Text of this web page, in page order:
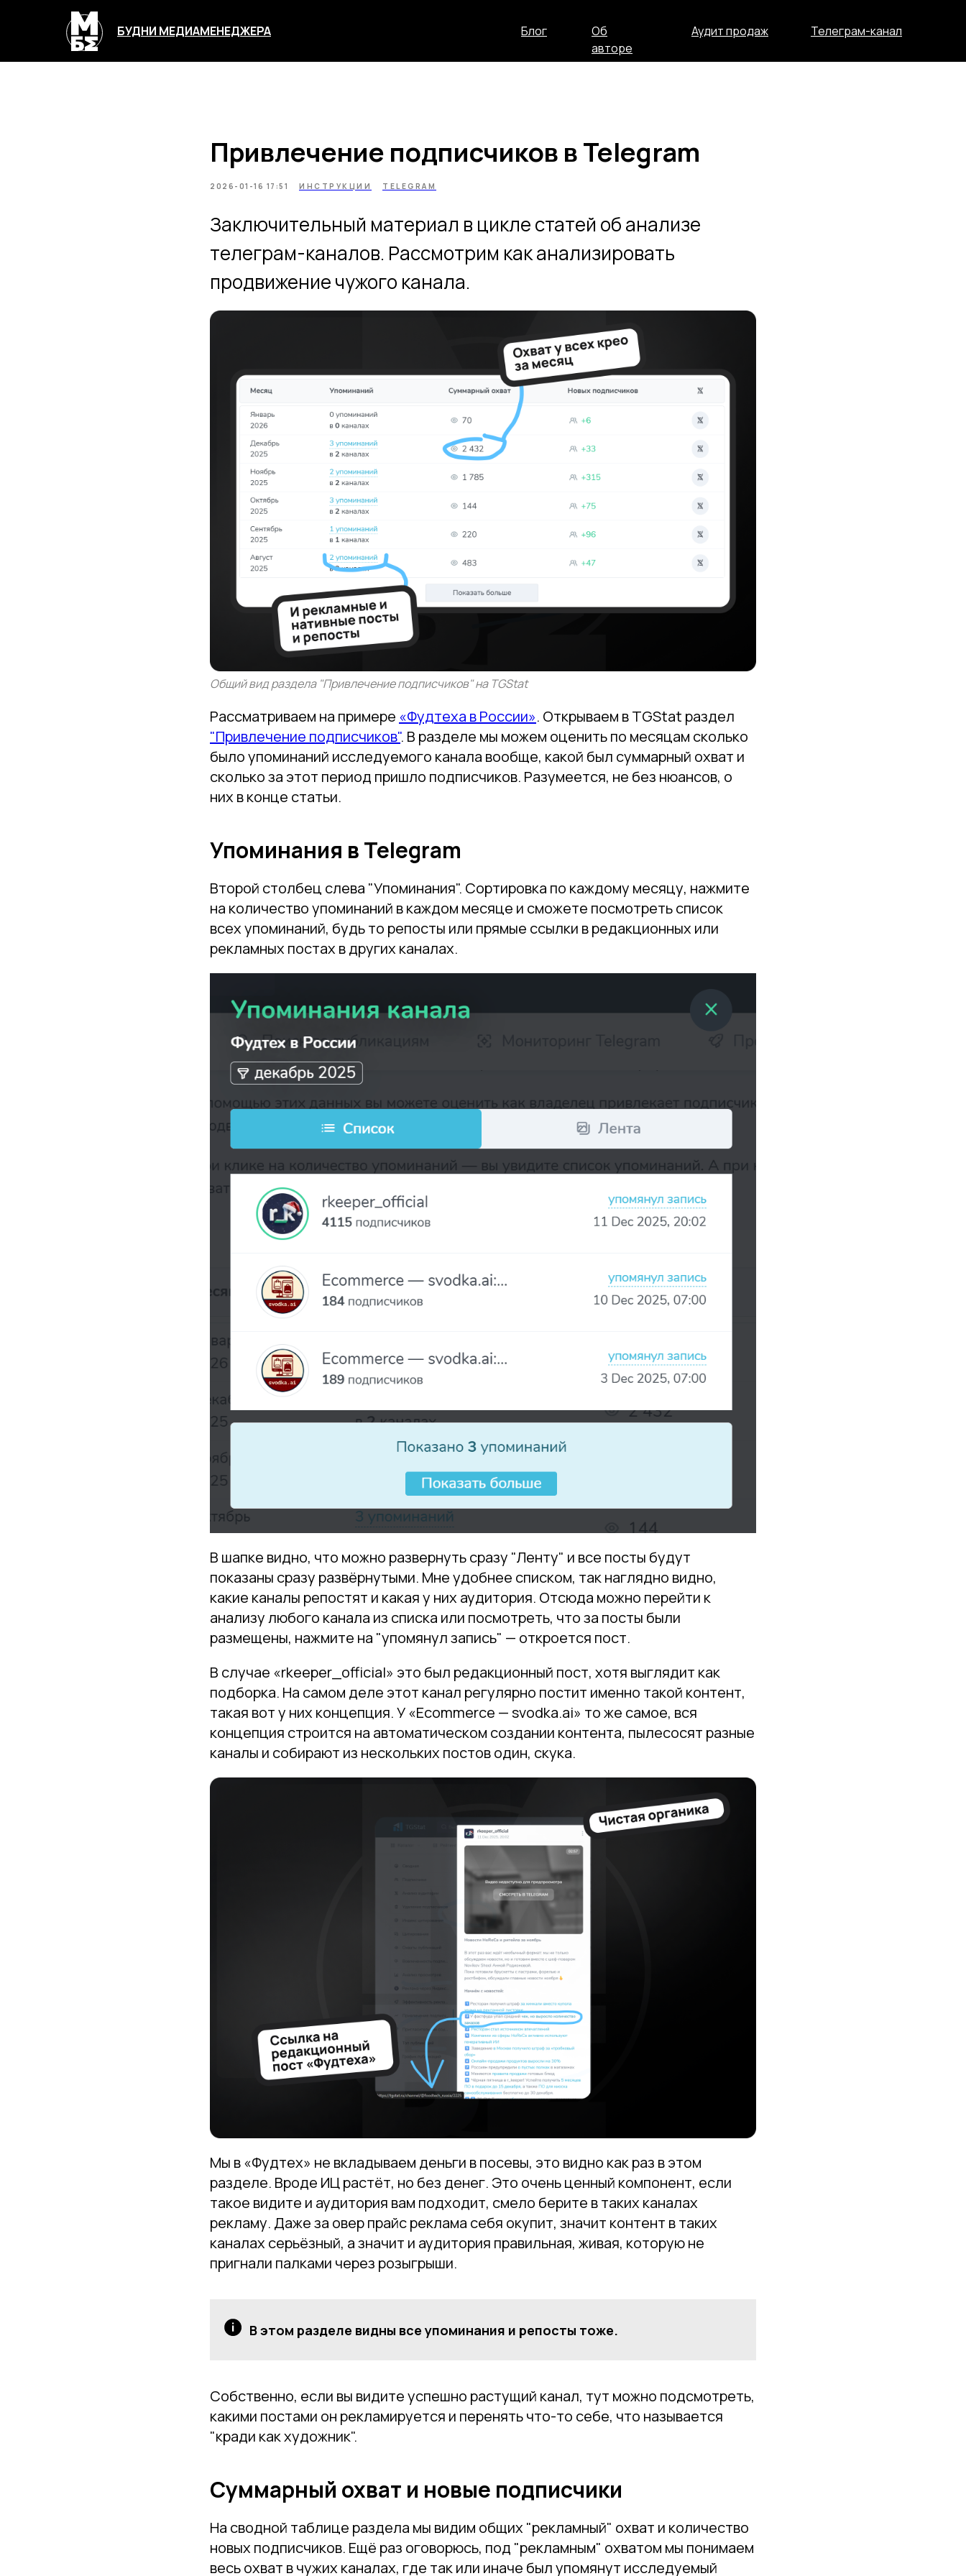
Блог Аудит продаж
Об
авторе
Телеграм-канал
БУДНИ МЕДИАМЕНЕДЖЕРА
Привлечение подписчиков в Telegram
2026-01-16 17:51 ИНСТРУКЦИИ TELEGRAM
Заключительный материал в цикле статей об анализе
телеграм-каналов. Рассмотрим как анализировать
продвижение чужого канала.
Общий вид раздела "Привлечение подписчиков" на TGStat
Рассматриваем на примере «Фудтеха в России». Открываем в TGStat раздел
"Привлечение подписчиков". В разделе мы можем оценить по месяцам сколько
было упоминаний исследуемого канала вообще, какой был суммарный охват и
сколько за этот период пришло подписчиков. Разумеется, не без нюансов, о
них в конце статьи.
Упоминания в Telegram
Второй столбец слева "Упоминания". Сортировка по каждому месяцу, нажмите
на количество упоминаний в каждом месяце и сможете посмотреть список
всех упоминаний, будь то репосты или прямые ссылки в редакционных или
рекламных постах в других каналах.
В шапке видно, что можно развернуть сразу "Ленту" и все посты будут
показаны сразу развёрнутыми. Мне удобнее списком, так наглядно видно,
какие каналы репостят и какая у них аудитория. Отсюда можно перейти к
анализу любого канала из списка или посмотреть, что за посты были
размещены, нажмите на "упомянул запись" — откроется пост.
В случае «rkeeper_official» это был редакционный пост, хотя выглядит как
подборка. На самом деле этот канал регулярно постит именно такой контент,
такая вот у них концепция. У «Ecommerce — svodka.ai» то же самое, вся
концепция строится на автоматическом создании контента, пылесосят разные
каналы и собирают из нескольких постов один, скука.
Мы в «Фудтех» не вкладываем деньги в посевы, это видно как раз в этом
разделе. Вроде ИЦ растёт, но без денег. Это очень ценный компонент, если
такое видите и аудитория вам подходит, смело берите в таких каналах
рекламу. Даже за овер прайс реклама себя окупит, значит контент в таких
каналах серьёзный, а значит и аудитория правильная, живая, которую не
пригнали палками через розыгрыши.
В этом разделе видны все упоминания и репосты тоже.
Собственно, если вы видите успешно растущий канал, тут можно подсмотреть,
какими постами он рекламируется и перенять что-то себе, что называется
"кради как художник".
Суммарный охват и новые подписчики
На сводной таблице раздела мы видим общих "рекламный" охват и количество
новых подписчиков. Ещё раз оговорюсь, под "рекламным" охватом мы понимаем
весь охват в чужих каналах, где так или иначе был упомянут исследуемый